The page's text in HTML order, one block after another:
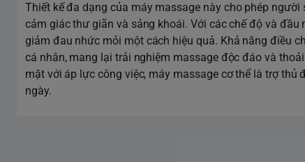
Thiết kế đa dạng của máy massage này cho phép
cảm giác thư giãn và sảng khoái. Với các chế độ và
giảm đau nhức mỏi một cách hiệu quả. Khả năng điều
cá nhân, mang lại trải nghiệm massage độc đáo và
mặt với áp lực công việc, máy massage cơ thể là trợ
ngày.